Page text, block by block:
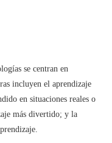
se centran en
incluyen el aprendizaje
en situaciones reales o
más divertido; y la